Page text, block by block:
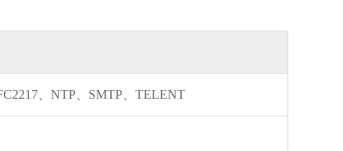
、NTP、SMTP、TELENT